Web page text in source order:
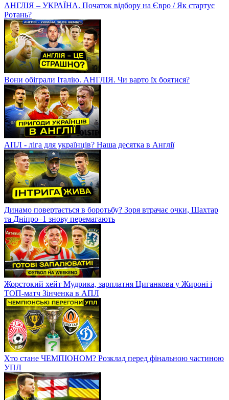
АНГЛІЯ – УКРАЇНА. Початок відбору на Євро / Як стартує
Ротань?
Вони обіграли Італію. АНГЛІЯ. Чи варто їх боятися?
АПЛ - ліга для українців? Наша десятка в Англії
Динамо повертається в боротьбу? Зоря втрачає очки, Шахтар
та Дніпро–1 знову перемагають
Жорстокий хейт Мудрика, зарплатня Циганкова у Жироні і
ТОП-матч Зінченка в АПЛ
Хто стане ЧЕМПІОНОМ? Розклад перед фінальною частиною
УПЛ